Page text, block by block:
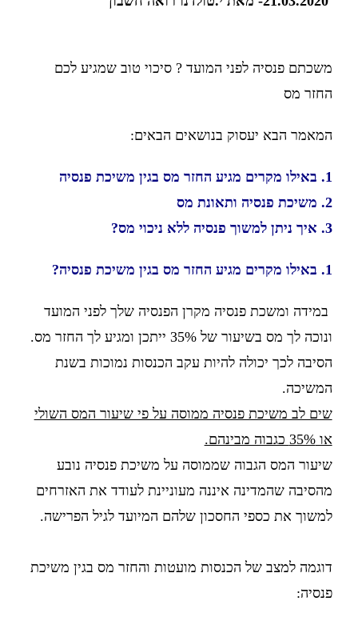
משכתם פנסיה לפני המועד ? סיכוי טוב שמגיע לכם
החזר מס
המאמר הבא יעסוק בנושאים הבאים:
1. באילו מקרים מגיע החזר מס בגין משיכת פנסיה
2. משיכת פנסיה ותאונת מס
3. איך ניתן למשוך פנסיה ללא ניכוי מס?
1. באילו מקרים מגיע החזר מס בגין משיכת פנסיה?
במידה ומשכת פנסיה מקרן הפנסיה שלך לפני המועד
ונוכה לך מס בשיעור של 35% ייתכן ומגיע לך החזר מס.
הסיבה לכך יכולה להיות עקב הכנסות נמוכות בשנת
המשיכה.
שים לב משיכת פנסיה ממוסה על פי שיעור המס השולי
או 35% כגבוה מבינהם.
שיעור המס הגבוה שממוסה על משיכת פנסיה נובע
מהסיבה שהמדינה איננה מעוניינת לעודד את האזרחים
למשוך את כספי החסכון שלהם המיועד לגיל הפרישה.
דוגמה למצב של הכנסות מועטות והחזר מס בגין משיכת
פנסיה: